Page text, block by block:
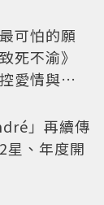
可怕的願
死不渝》
愛情與爆
」再續傳
星、年度開